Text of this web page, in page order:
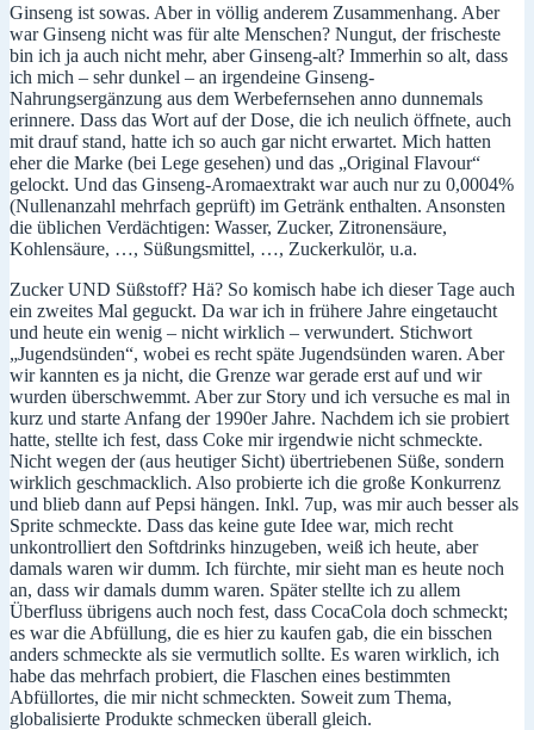
Ginseng ist sowas. Aber in völlig anderem Zusammenhang. Aber
war Ginseng nicht was für alte Menschen? Nungut, der frischeste
bin ich ja auch nicht mehr, aber Ginseng-alt? Immerhin so alt, dass
ich mich – sehr dunkel – an irgendeine Ginseng-
Nahrungsergänzung aus dem Werbefernsehen anno dunnemals
erinnere. Dass das Wort auf der Dose, die ich neulich öffnete, auch
mit drauf stand, hatte ich so auch gar nicht erwartet. Mich hatten
eher die Marke (bei Lege gesehen) und das „Original Flavour“
gelockt. Und das Ginseng-Aromaextrakt war auch nur zu 0,0004%
(Nullenanzahl mehrfach geprüft) im Getränk enthalten. Ansonsten
die üblichen Verdächtigen: Wasser, Zucker, Zitronensäure,
Kohlensäure, …, Süßungsmittel, …, Zuckerkulör, u.a.
Zucker UND Süßstoff? Hä? So komisch habe ich dieser Tage auch
ein zweites Mal geguckt. Da war ich in frühere Jahre eingetaucht
und heute ein wenig – nicht wirklich – verwundert. Stichwort
„Jugendsünden“, wobei es recht späte Jugendsünden waren. Aber
wir kannten es ja nicht, die Grenze war gerade erst auf und wir
wurden überschwemmt. Aber zur Story und ich versuche es mal in
kurz und starte Anfang der 1990er Jahre. Nachdem ich sie probiert
hatte, stellte ich fest, dass Coke mir irgendwie nicht schmeckte.
Nicht wegen der (aus heutiger Sicht) übertriebenen Süße, sondern
wirklich geschmacklich. Also probierte ich die große Konkurrenz
und blieb dann auf Pepsi hängen. Inkl. 7up, was mir auch besser als
Sprite schmeckte. Dass das keine gute Idee war, mich recht
unkontrolliert den Softdrinks hinzugeben, weiß ich heute, aber
damals waren wir dumm. Ich fürchte, mir sieht man es heute noch
an, dass wir damals dumm waren. Später stellte ich zu allem
Überfluss übrigens auch noch fest, dass CocaCola doch schmeckt;
es war die Abfüllung, die es hier zu kaufen gab, die ein bisschen
anders schmeckte als sie vermutlich sollte. Es waren wirklich, ich
habe das mehrfach probiert, die Flaschen eines bestimmten
Abfüllortes, die mir nicht schmeckten. Soweit zum Thema,
globalisierte Produkte schmecken überall gleich.